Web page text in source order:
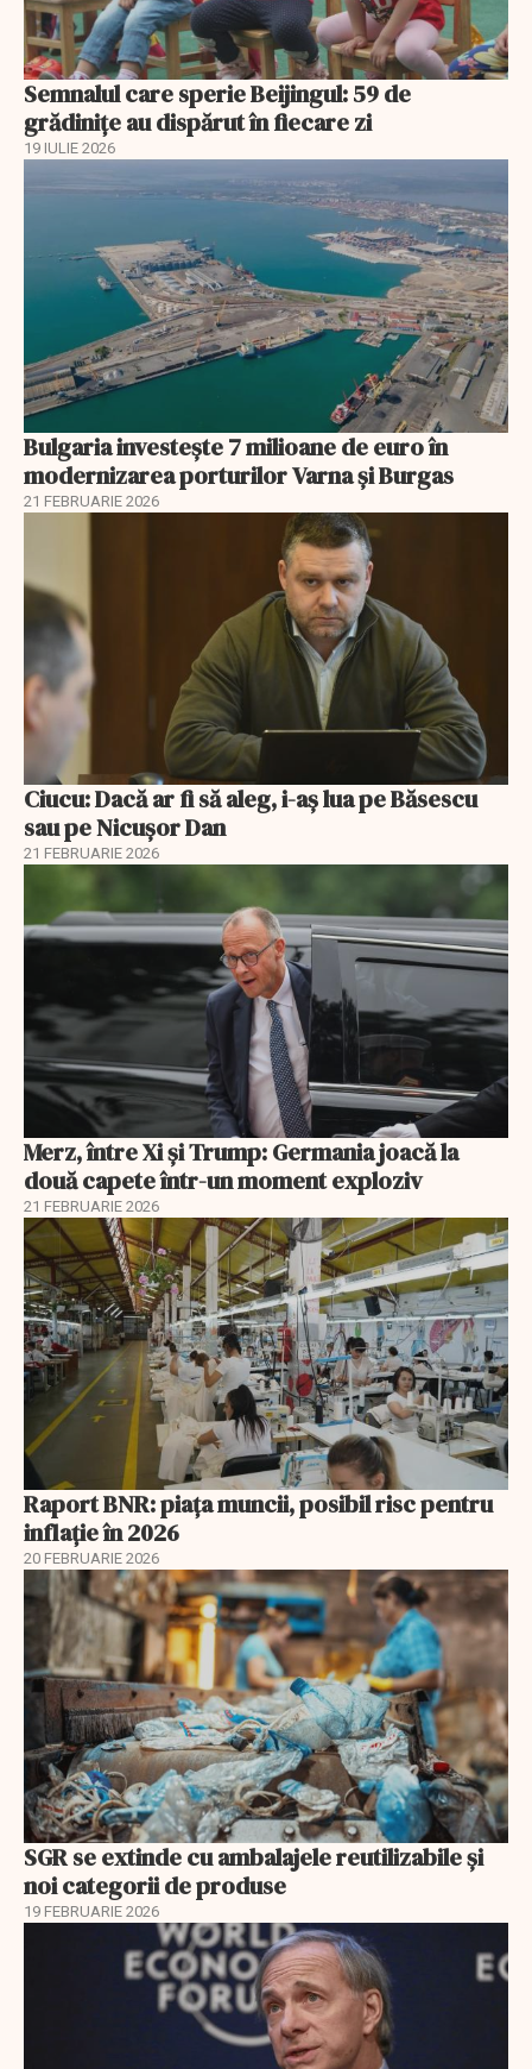
Semnalul care sperie Beijingul: 59 de
grădinițe au dispărut în fiecare zi
19 IULIE 2026
Bulgaria investește 7 milioane de euro în
modernizarea porturilor Varna și Burgas
21 FEBRUARIE 2026
Ciucu: Dacă ar fi să aleg, i-aș lua pe Băsescu
sau pe Nicușor Dan
21 FEBRUARIE 2026
Merz, între Xi și Trump: Germania joacă la
două capete într-un moment exploziv
21 FEBRUARIE 2026
Raport BNR: piața muncii, posibil risc pentru
inflație în 2026
20 FEBRUARIE 2026
SGR se extinde cu ambalajele reutilizabile și
noi categorii de produse
19 FEBRUARIE 2026